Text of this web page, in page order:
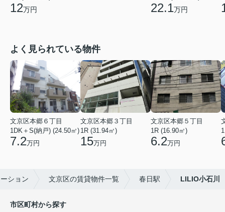
12万円 22.1万円
よく見られている物件
文京区本郷６丁目
1DK＋S(納戸) (24.50㎡)
7.2万円
文京区本郷３丁目
1R (31.94㎡)
15万円
文京区本郷５丁目
1R (16.90㎡)
6.2万円
ション 文京区の賃貸物件一覧 春日駅 LILIO小石川
市区町村から探す